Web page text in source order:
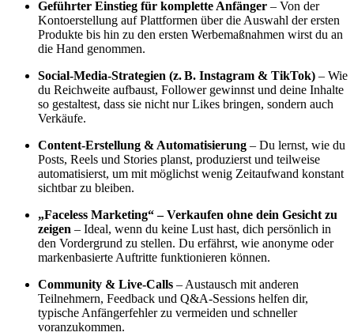
Geführter Einstieg für komplette Anfänger – Von der
Kontoerstellung auf Plattformen über die Auswahl der ersten
Produkte bis hin zu den ersten Werbemaßnahmen wirst du an
die Hand genommen.
Social-Media-Strategien (z. B. Instagram & TikTok) – Wie
du Reichweite aufbaust, Follower gewinnst und deine Inhalte
so gestaltest, dass sie nicht nur Likes bringen, sondern auch
Verkäufe.
Content-Erstellung & Automatisierung – Du lernst, wie du
Posts, Reels und Stories planst, produzierst und teilweise
automatisierst, um mit möglichst wenig Zeitaufwand konstant
sichtbar zu bleiben.
„Faceless Marketing“ – Verkaufen ohne dein Gesicht zu
zeigen – Ideal, wenn du keine Lust hast, dich persönlich in
den Vordergrund zu stellen. Du erfährst, wie anonyme oder
markenbasierte Auftritte funktionieren können.
Community & Live-Calls – Austausch mit anderen
Teilnehmern, Feedback und Q&A-Sessions helfen dir,
typische Anfängerfehler zu vermeiden und schneller
voranzukommen.